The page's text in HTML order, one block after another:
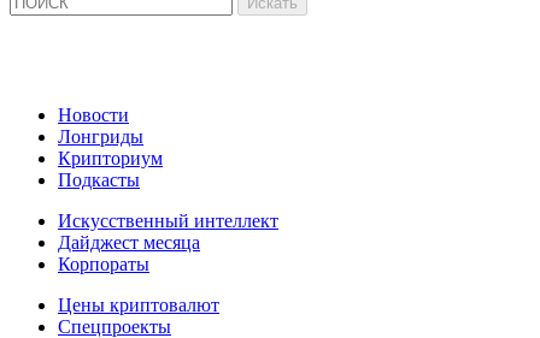
Новости
Лонгриды
Крипториум
Подкасты
Искусственный интеллект
Дайджест месяца
Корпораты
Цены криптовалют
Спецпроекты